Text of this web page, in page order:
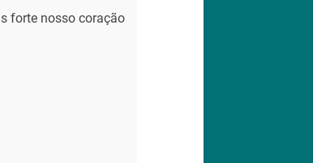
forte nosso coração